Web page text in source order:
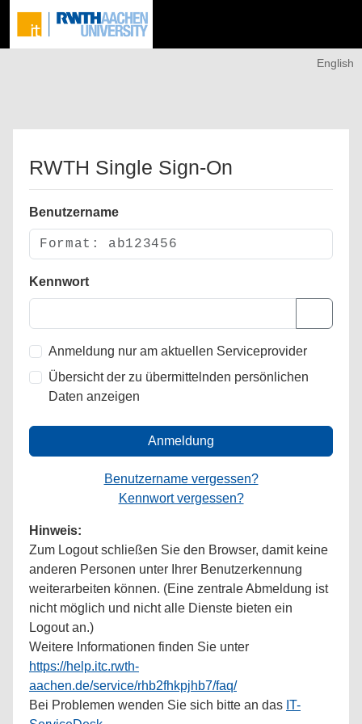
English
RWTH Single Sign-On
Benutzername
Kennwort
Anmeldung nur am aktuellen Serviceprovider
Übersicht der zu übermittelnden persönlichen
Daten anzeigen
Anmeldung
Benutzername vergessen?
Kennwort vergessen?
Hinweis:
Zum Logout schließen Sie den Browser, damit keine
anderen Personen unter Ihrer Benutzerkennung
weiterarbeiten können. (Eine zentrale Abmeldung ist
nicht möglich und nicht alle Dienste bieten ein
Logout an.)
Weitere Informationen finden Sie unter
https://help.itc.rwth-
aachen.de/service/rhb2fhkpjhb7/faq/
Bei Problemen wenden Sie sich bitte an das IT-